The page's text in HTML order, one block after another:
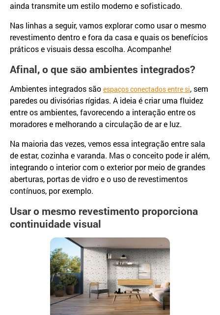
ainda transmite um estilo moderno e sofisticado.
Nas linhas a seguir, vamos explorar como usar o mesmo
revestimento dentro e fora da casa e quais os benefícios
práticos e visuais dessa escolha. Acompanhe!
Afinal, o que são ambientes integrados?
Ambientes integrados são espaços conectados entre si, sem
paredes ou divisórias rígidas. A ideia é criar uma fluidez
entre os ambientes, favorecendo a interação entre os
moradores e melhorando a circulação de ar e luz.
Na maioria das vezes, vemos essa integração entre sala
de estar, cozinha e varanda. Mas o conceito pode ir além,
integrando o interior com o exterior por meio de grandes
aberturas, portas de vidro e o uso de revestimentos
contínuos, por exemplo.
Usar o mesmo revestimento proporciona
continuidade visual